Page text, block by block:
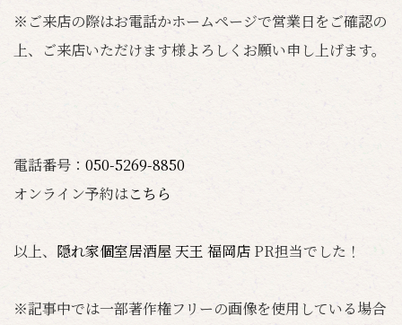
※ご来店の際はお電話かホームページで営業日をご確認の
上、ご来店いただけます様よろしくお願い申し上げます。
電話番号： 050-5269-8850
オンライン予約はこちら
以上、 隠れ家個室居酒屋 天王 福岡店 PR担当でした！
※記事中では一部著作権フリーの画像を使用している場合